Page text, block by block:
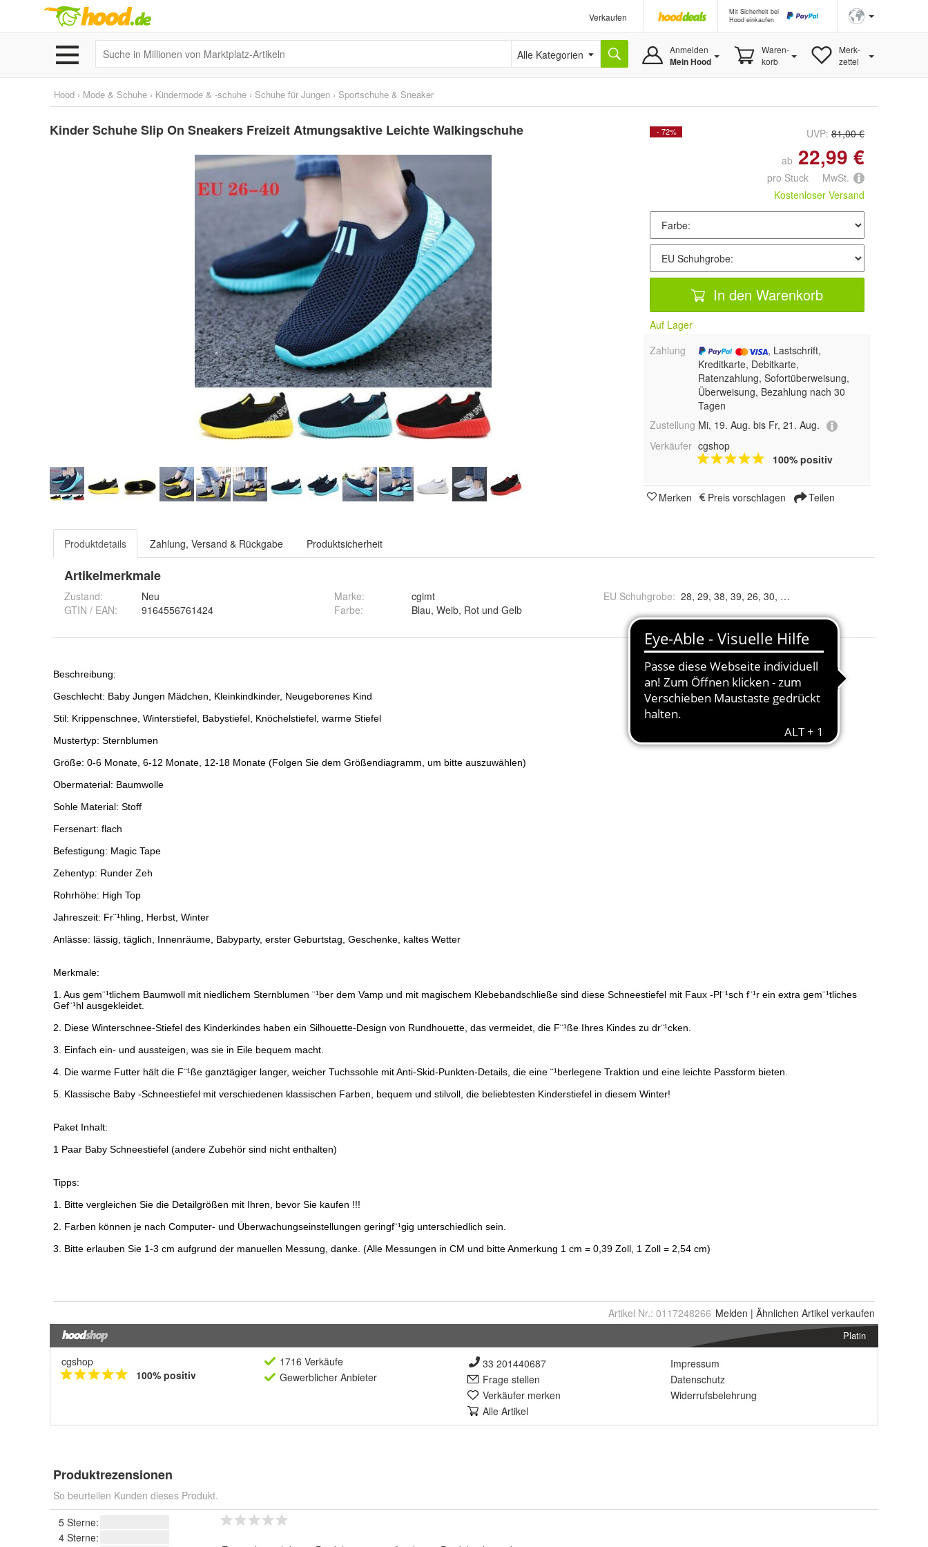
Verkaufen
Mit Sicherheit bei
Hood einkaufen
Alle Kategorien Anmelden
Mein Hood
Waren-
korb
Merk-
zettel
Hood › Mode & Schuhe › Kindermode & -schuhe › Schuhe für Jungen › Sportschuhe & Sneaker
Kinder Schuhe Slip On Sneakers Freizeit Atmungsaktive Leichte Walkingschuhe - 72% UVP: 81,00 €
ab 22,99 €
pro Stuck MwSt.
Kostenloser Versand
In den Warenkorb
Auf Lager
Zahlung
, Lastschrift,
Kreditkarte, Debitkarte,
Ratenzahlung, Sofortüberweisung,
Überweisung, Bezahlung nach 30
Tagen
Zustellung Mi, 19. Aug. bis Fr, 21. Aug.
Verkäufer cgshop
100% positiv
Merken Preis vorschlagen Teilen
Produktdetails Zahlung, Versand & Rückgabe Produktsicherheit
Artikelmerkmale
Zustand:
Neu
GTIN / EAN:
9164556761424
Marke:
cgimt
Farbe: Blau, Weib, Rot und Gelb
EU Schuhgrobe:
Artikel Nr.: 0117248266 Melden | Ähnlichen Artikel verkaufen
Platin
cgshop
100% positiv
1716 Verkäufe
Gewerblicher Anbieter
33 201440687
Frage stellen
Verkäufer merken
Alle Artikel
Impressum
Datenschutz
Widerrufsbelehrung
Produktrezensionen
So beurteilen Kunden dieses Produkt.
5 Sterne:
4 Sterne: